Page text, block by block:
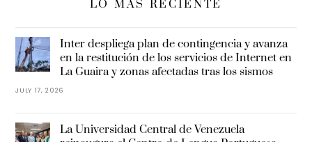
LO MÁS RECIENTE
Inter despliega plan de contingencia y avanza
en la restitución de los servicios de Internet en
La Guaira y zonas afectadas tras los sismos
JULY 17, 2026
La Universidad Central de Venezuela